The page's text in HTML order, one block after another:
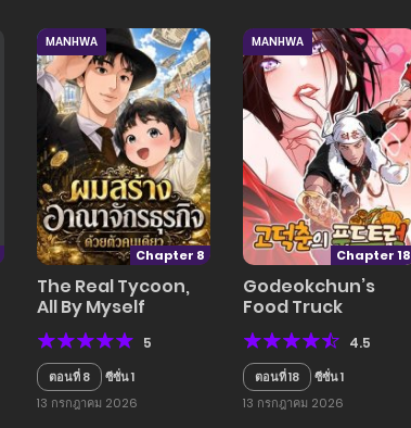
Chapter 8
MANHWA
The Real Tycoon,
All By Myself
5
ตอนที่ 8
ซีซั่น 1
13 กรกฎาคม 2026
Chapter 18
MANHWA
Godeokchun’s
Food Truck
4.5
ตอนที่ 18
ซีซั่น 1
13 กรกฎาคม 2026